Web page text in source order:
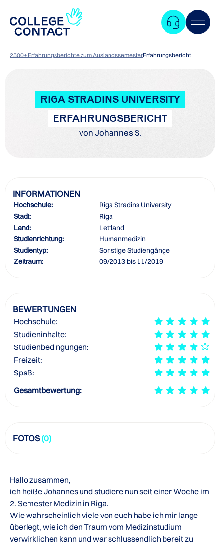
2500+ Erfahrungsberichte zum AuslandssemesterErfahrungsbericht
RIGA STRADINS UNIVERSITY
ERFAHRUNGSBERICHT
von Johannes S.
INFORMATIONEN
Hochschule:
Riga Stradins University
Stadt:
Riga
Land:
Lettland
Studienrichtung:
Humanmedizin
Studientyp:
Sonstige Studiengänge
Zeitraum:
09/2013 bis 11/2019
BEWERTUNGEN
Hochschule:
Studieninhalte:
Studienbedingungen:
Freizeit:
Spaß:
Gesamtbewertung:
FOTOS(0)
Hallo zusammen,
ich heiße Johannes und studiere nun seit einer Woche im
2. Semester Medizin in Riga.
Wie wahrscheinlich viele von euch habe ich mir lange
überlegt, wie ich den Traum vom Medizinstudium
verwirklichen kann und war schlussendlich bereit zu